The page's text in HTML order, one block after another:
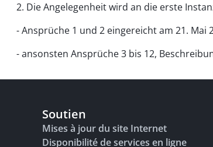
2. Die Angelegenheit wird an die erste
- Ansprüche 1 und 2 eingereicht am 21. Mai
- ansonsten Ansprüche 3 bis 12,
Soutien
Mises à jour du site Internet
Disponibilité de services en ligne